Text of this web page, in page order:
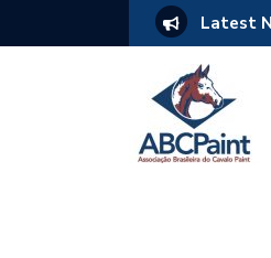
Latest
ABCPAINT em rápida resposta